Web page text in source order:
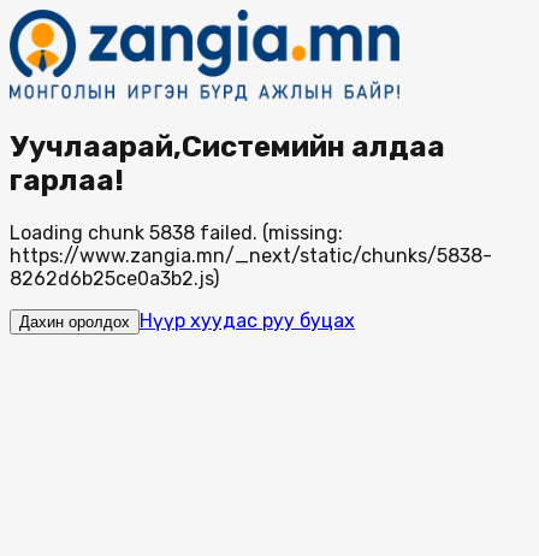
Уучлаарай,Системийн алдаа
гарлаа!
Loading chunk 5838 failed. (missing:
https://www.zangia.mn/_next/static/chunks/5838-
8262d6b25ce0a3b2.js)
Дахин оролдох Нүүр хуудас руу буцах